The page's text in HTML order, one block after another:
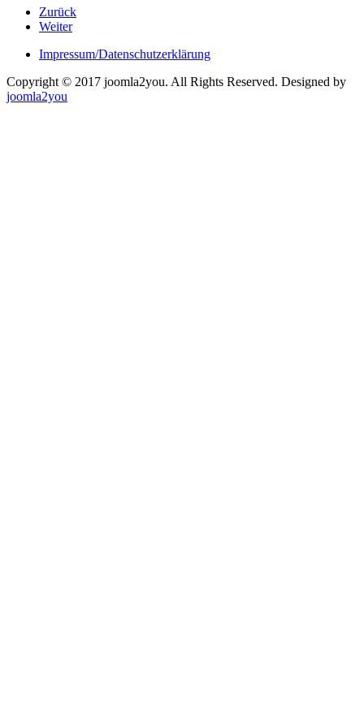
Zurück
Weiter
Impressum/Datenschutzerklärung
Copyright © 2017 joomla2you. All Rights Reserved. Designed by
joomla2you